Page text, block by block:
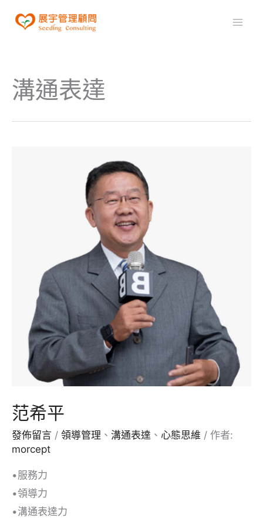
溝通表達
范希平
發佈留言 / 領導管理 、 溝通表達 、 心態思維 / 作者:
morcept
•服務力
•領導力
•溝通表達力